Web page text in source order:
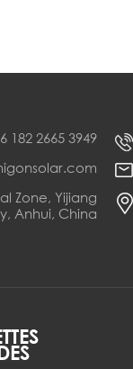
182 2665 3949
Zone, Yijiang
Anhui, China